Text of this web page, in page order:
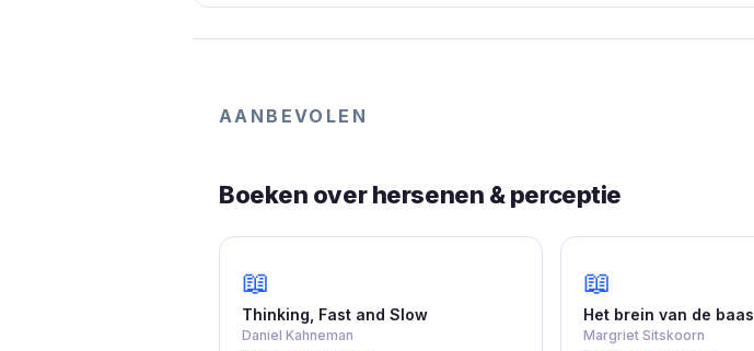
AANBEVOLEN
Boeken over hersenen & perceptie
📖
Thinking, Fast and Slow
Daniel Kahneman
📖
Het brein van de baas
Margriet Sitskoorn